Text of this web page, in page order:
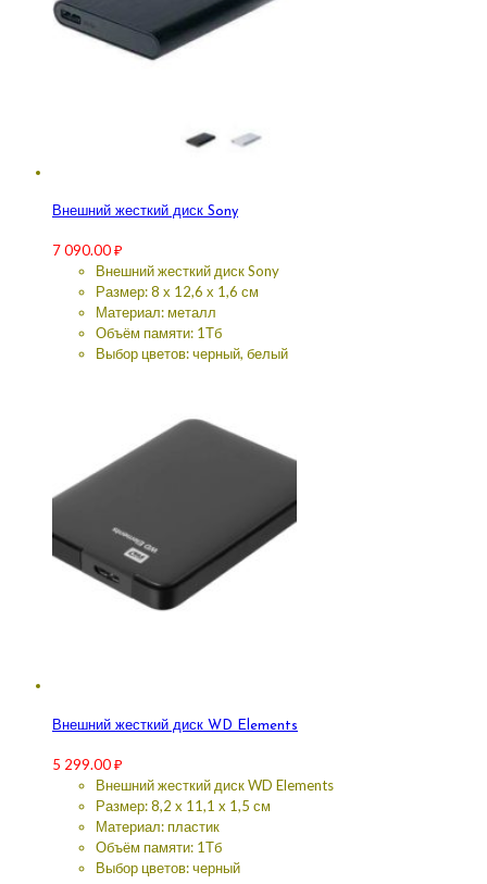
Внешний жесткий диск Sony
7 090.00₽
Внешний жесткий диск Sony
Размер: 8 х 12,6 х 1,6 см
Материал: металл
Объём памяти: 1Тб
Выбор цветов: черный, белый
Внешний жесткий диск WD Elements
5 299.00₽
Внешний жесткий диск WD Elements
Размер: 8,2 x 11,1 x 1,5 см
Материал: пластик
Объём памяти: 1Тб
Выбор цветов: черный